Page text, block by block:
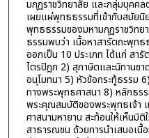
มกุฏราชวิทยาลัย และกลุ่มบุคคล
เผยแผ่พุทธธรรมที่เข้ากับสมัย
พุทธธรรมของมหามกุฏราชวิทย
ธรรมพบว่า เนื้อหาสารัตถะพุท
ออกเป็น 10 ประเภท ได้แก่ สา
ไตรปิฎก 2) สุภาษิตและนิทานช
อนุโมทนา 5) หัวข้อกระทู้ธรรม
ทางพระพุทธศาสนา 8) หลักธร
พระคุณสมบัติของพระพุทธเจ้า
ศาสนามหายาน สะท้อนให้เห็นมิ
สาธารณชน ด้วยการนำเสนอเนื้